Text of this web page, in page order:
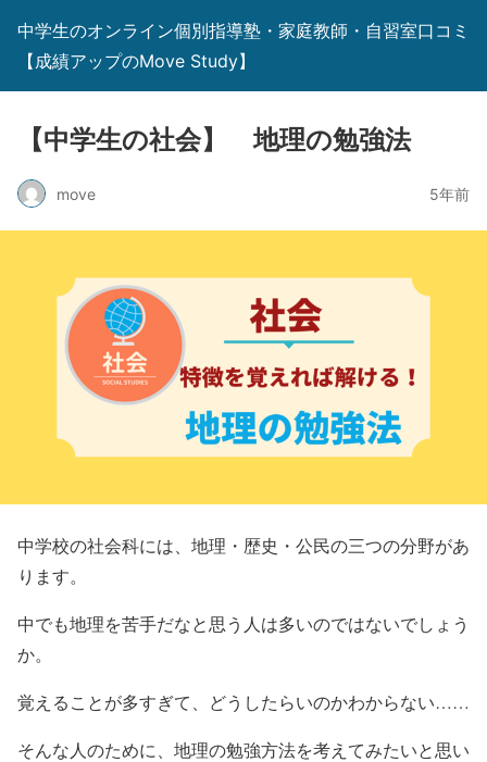
中学生のオンライン個別指導塾・家庭教師・自習室口コミ
【成績アップのMove Study】
【中学生の社会】 地理の勉強法
move 5年前
中学校の社会科には、地理・歴史・公民の三つの分野があ
ります。
中でも地理を苦手だなと思う人は多いのではないでしょう
か。
覚えることが多すぎて、どうしたらいのかわからない……
そんな人のために、地理の勉強方法を考えてみたいと思い